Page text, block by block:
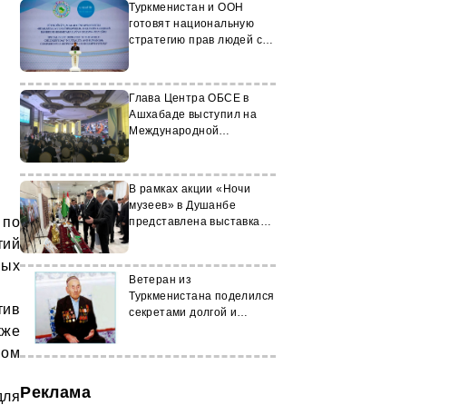
Туркменистан и ООН
готовят национальную
стратегию прав людей с
Глава Центра ОБСЕ в
Ашхабаде выступил на
Международной
В рамках акции «Ночи
музеев» в Душанбе
представлена выставка
Ветеран из
Туркменистана поделился
секретами долгой и
Реклама